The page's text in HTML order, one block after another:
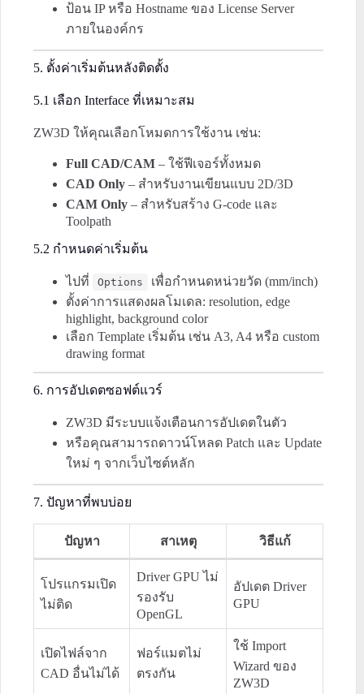
ป้อน IP หรือ Hostname ของ License Server
ภายในองค์กร
5. ตั้งค่าเริ่มต้นหลังติดตั้ง
5.1 เลือก Interface ที่เหมาะสม
ZW3D ให้คุณเลือกโหมดการใช้งาน เช่น:
Full CAD/CAM – ใช้ฟีเจอร์ทั้งหมด
CAD Only – สำหรับงานเขียนแบบ 2D/3D
CAM Only – สำหรับสร้าง G-code และ
Toolpath
5.2 กำหนดค่าเริ่มต้น
ไปที่ Options
เพื่อกำหนดหน่วยวัด (mm/inch)
ตั้งค่าการแสดงผลโมเดล: resolution, edge
highlight, background color
เลือก Template เริ่มต้น เช่น A3, A4 หรือ custom
drawing format
6. การอัปเดตซอฟต์แวร์
ZW3D มีระบบแจ้งเตือนการอัปเดตในตัว
หรือคุณสามารถดาวน์โหลด Patch และ Update
ใหม่ ๆ จากเว็บไซต์หลัก
7. ปัญหาที่พบบ่อย
ปัญหา สาเหตุ วิธีแก้
โปรแกรมเปิด
ไม่ติด
Driver GPU ไม่
รองรับ
OpenGL
อัปเดต Driver
GPU
เปิดไฟล์จาก
CAD อื่นไม่ได้
ฟอร์แมตไม่
ตรงกัน
ใช้ Import
Wizard ของ
ZW3D